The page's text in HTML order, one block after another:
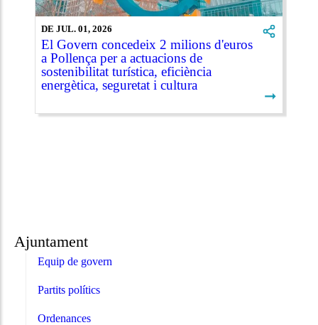
Ajuntament
Equip de govern
Partits polítics
Ordenances
DE JUL. 01, 2026
El Govern concedeix 2 milions d'euros
a Pollença per a actuacions de
sostenibilitat turística, eficiència
energètica, seguretat i cultura
➞